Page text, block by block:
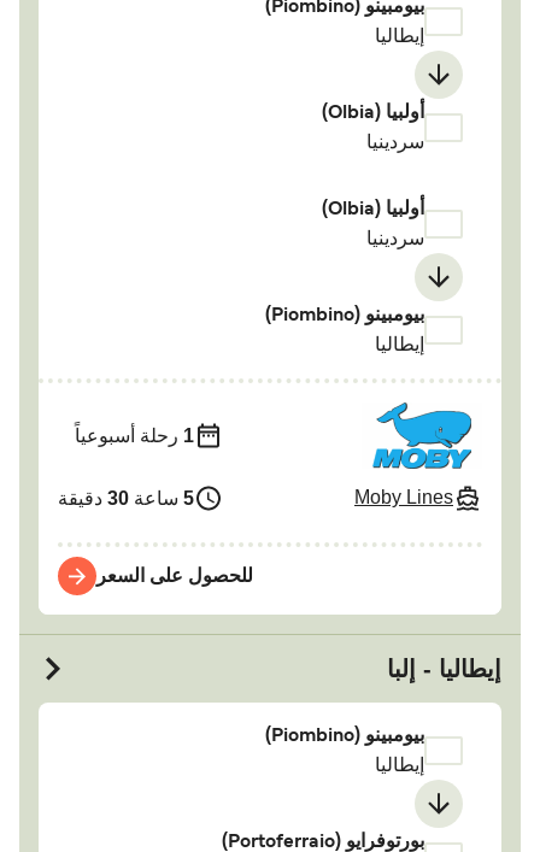
بيومبينو (Piombino)
إيطاليا
أولبيا (Olbia)
سردينيا
أولبيا (Olbia)
سردينيا
بيومبينو (Piombino)
إيطاليا
Moby Lines
1رحلة أسبوعياً
5 ساعة30دقيقة
للحصول على السعر
إيطاليا - إلبا
بيومبينو (Piombino)
إيطاليا
بورتوفرایو (Portoferraio)